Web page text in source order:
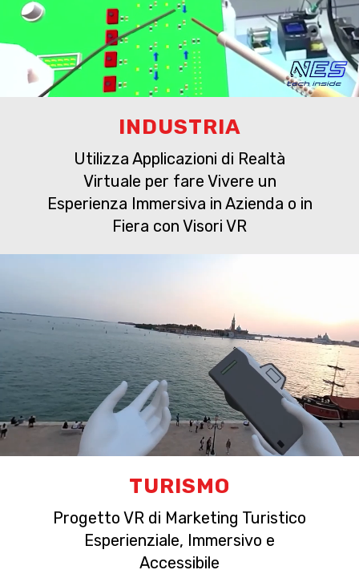
INDUSTRIA
Utilizza Applicazioni di Realtà
Virtuale per fare Vivere un
Esperienza Immersiva in Azienda o in
Fiera con Visori VR
TURISMO
Progetto VR di Marketing Turistico
Esperienziale, Immersivo e
Accessibile